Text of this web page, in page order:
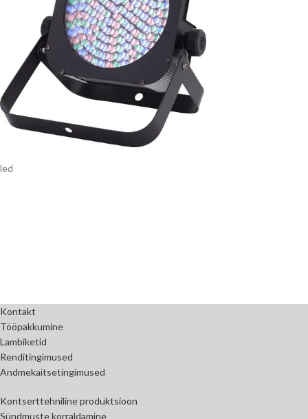
led
Kontakt
Tööpakkumine
Lambiketid
Renditingimused
Andmekaitsetingimused
Kontserttehniline produktsioon
Sündmuste korraldamine